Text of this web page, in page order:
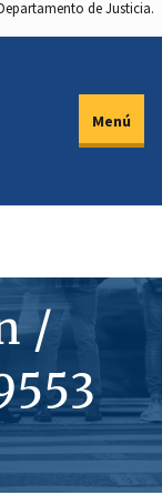
de Justicia.
Menú
/